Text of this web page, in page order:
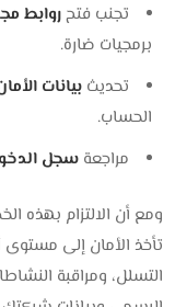
تجنب فتحروابط
برمجيات ضارة.
تحديثبيانات
الحساب.
مراجعةسجل
ومع أن الالتزام بهذه
تأخذ الأمان إلى
التسلل، ومراقبة